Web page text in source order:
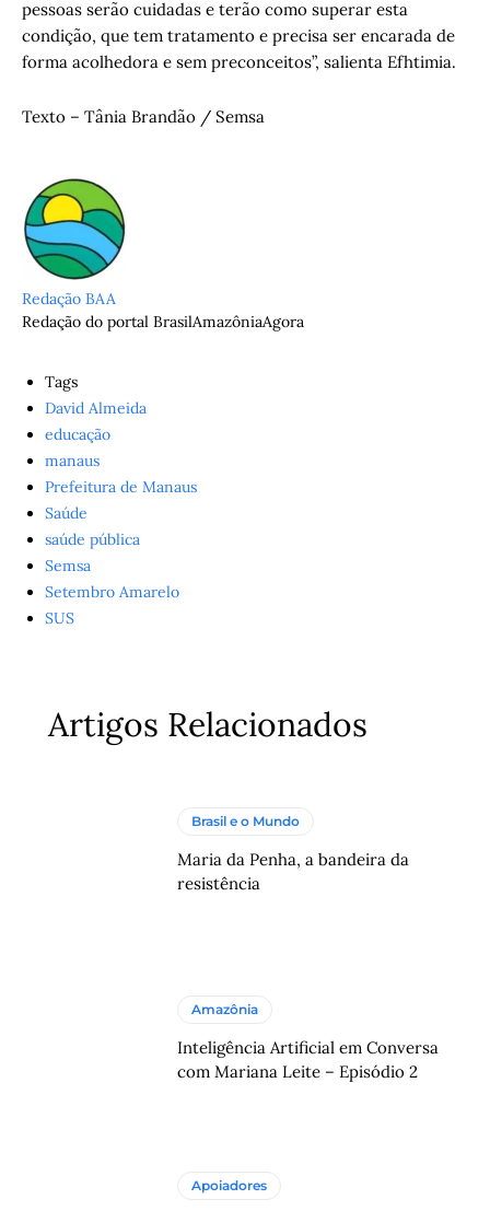
pessoas serão cuidadas e terão como superar esta
condição, que tem tratamento e precisa ser encarada de
forma acolhedora e sem preconceitos”, salienta Efhtimia.
Texto – Tânia Brandão / Semsa
Redação BAA
Redação do portal BrasilAmazôniaAgora
Tags
David Almeida
educação
manaus
Prefeitura de Manaus
Saúde
saúde pública
Semsa
Setembro Amarelo
SUS
Artigos Relacionados
Brasil e o Mundo
Maria da Penha, a bandeira da
resistência
Amazônia
Inteligência Artificial em Conversa
com Mariana Leite – Episódio 2
Apoiadores